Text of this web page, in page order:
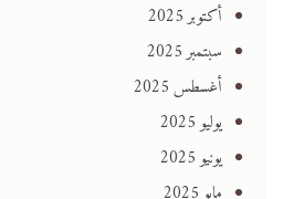
أكتوبر 2025
سبتمبر 2025
أغسطس 2025
يوليو 2025
يونيو 2025